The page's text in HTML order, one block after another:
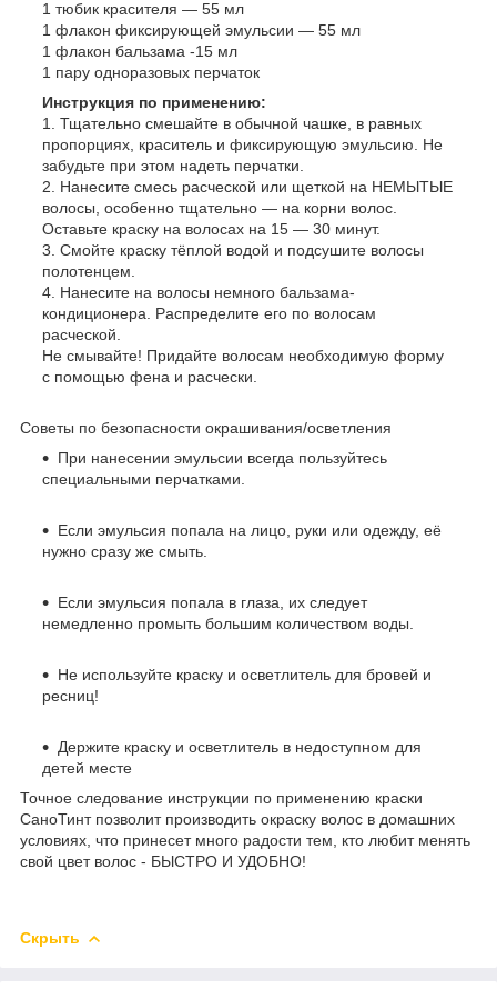
1 тюбик красителя — 55 мл
1 флакон фиксирующей эмульсии — 55 мл
1 флакон бальзама -15 мл
1 пару одноразовых перчаток
Инструкция по применению:
1. Тщательно смешайте в обычной чашке, в равных
пропорциях, краситель и фиксирующую эмульсию. Не
забудьте при этом надеть перчатки.
2. Нанесите смесь расческой или щеткой на НЕМЫТЫЕ
волосы, особенно тщательно — на корни волос.
Оставьте краску на волосах на 15 — 30 минут.
3. Смойте краску тёплой водой и подсушите волосы
полотенцем.
4. Нанесите на волосы немного бальзама-
кондиционера. Распределите его по волосам
расческой.
Не смывайте! Придайте волосам необходимую форму
с помощью фена и расчески.
Советы по безопасности окрашивания/осветления
При нанесении эмульсии всегда пользуйтесь
специальными перчатками.
Если эмульсия попала на лицо, руки или одежду, её
нужно сразу же смыть.
Если эмульсия попала в глаза, их следует
немедленно промыть большим количеством воды.
Не используйте краску и осветлитель для бровей и
ресниц!
Держите краску и осветлитель в недоступном для
детей месте
Точное следование инструкции по применению краски
СаноТинт позволит производить окраску волос в домашних
условиях, что принесет много радости тем, кто любит менять
свой цвет волос - БЫСТРО И УДОБНО!
Скрыть